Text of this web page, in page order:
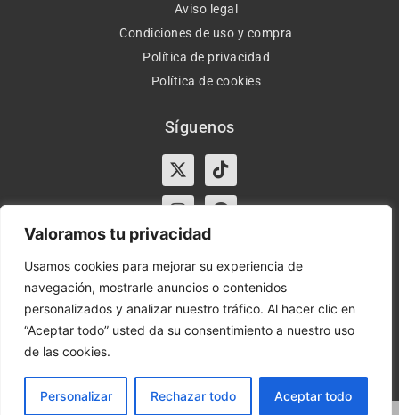
Valoramos tu privacidad
Usamos cookies para mejorar su experiencia de
navegación, mostrarle anuncios o contenidos
personalizados y analizar nuestro tráfico. Al hacer clic en
“Aceptar todo” usted da su consentimiento a nuestro uso
de las cookies.
Personalizar Rechazar todo Aceptar todo
Aviso legal
Condiciones de uso y compra
Política de privacidad
Política de cookies
Síguenos
X-
twitter
Tiktok
InstagramFacebook
Horario:
Lun-Vie de 10:00-13:30 y 17:00-20:00 – Sáb de
10:00-13:30
Orient Express | Copyright 2021 © Todos los derechos
reservados.